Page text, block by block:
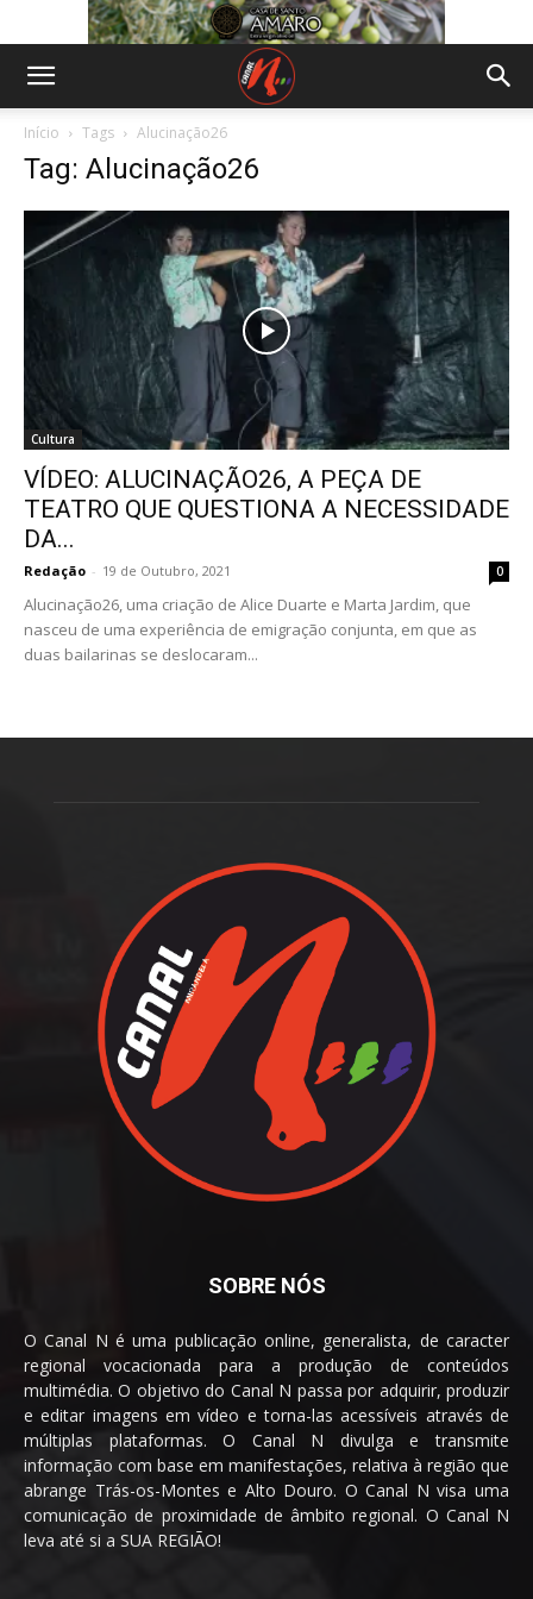
Início Tags Alucinação26
Tag: Alucinação26
Cultura
VÍDEO: ALUCINAÇÃO26, A PEÇA DE
TEATRO QUE QUESTIONA A NECESSIDADE
DA...
Redação - 19 de Outubro, 2021 0
Alucinação26, uma criação de Alice Duarte e Marta Jardim, que
nasceu de uma experiência de emigração conjunta, em que as
duas bailarinas se deslocaram...
SOBRE NÓS
O Canal N é uma publicação online, generalista, de caracter
regional vocacionada para a produção de conteúdos
multimédia. O objetivo do Canal N passa por adquirir, produzir
e editar imagens em vídeo e torna-las acessíveis através de
múltiplas plataformas. O Canal N divulga e transmite
informação com base em manifestações, relativa à região que
abrange Trás-os-Montes e Alto Douro. O Canal N visa uma
comunicação de proximidade de âmbito regional. O Canal N
leva até si a SUA REGIÃO!